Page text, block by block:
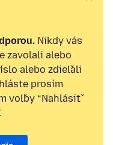
Nikdy vás
zavolali alebo
alebo zdieľali
prosím
voľby “Nahlásiť